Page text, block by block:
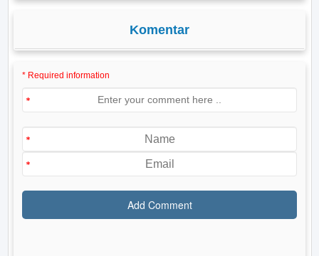
Komentar
* Required information